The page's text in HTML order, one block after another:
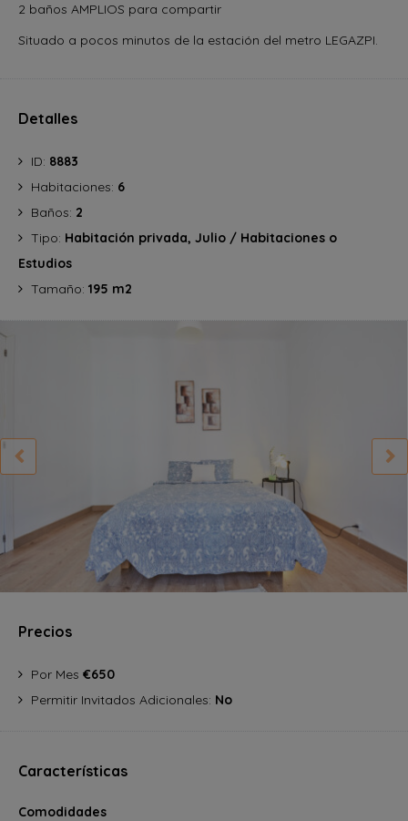
2 baños AMPLIOS para compartir
Situado a pocos minutos de la estación del metro LEGAZPI.
Detalles
ID: 8883
Habitaciones: 6
Baños: 2
Tipo: Habitación privada, Julio / Habitaciones o
Estudios
Tamaño: 195 m2
Precios
Por Mes €650
Permitir Invitados Adicionales: No
Características
Comodidades